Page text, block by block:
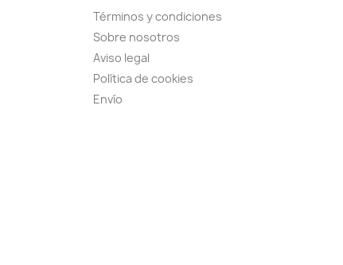
Términos y condiciones
Sobre nosotros
Aviso legal
Política de cookies
Envío